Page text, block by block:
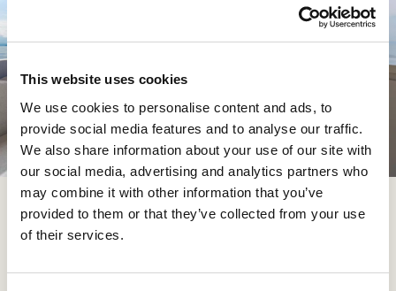
This website uses cookies
We use cookies to personalise content and ads, to
provide social media features and to analyse our traffic.
We also share information about your use of our site with
our social media, advertising and analytics partners who
may combine it with other information that you’ve
provided to them or that they’ve collected from your use
of their services.
Bajo cubierta, Christian Grande ha diseñado dos
lujosos camarotes - Master y VIP - cada uno con su
principal se encuentra a proa, mientras que el segundo